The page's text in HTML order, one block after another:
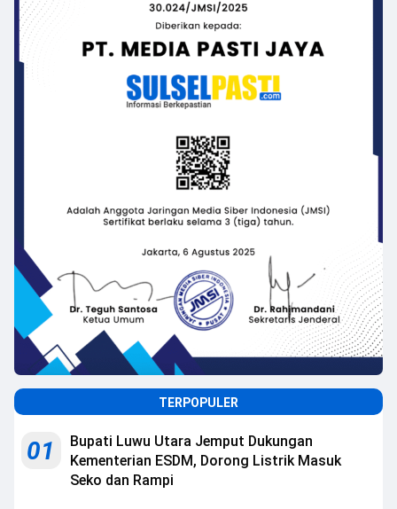
TERPOPULER
01
Bupati Luwu Utara Jemput Dukungan
Kementerian ESDM, Dorong Listrik Masuk
Seko dan Rampi